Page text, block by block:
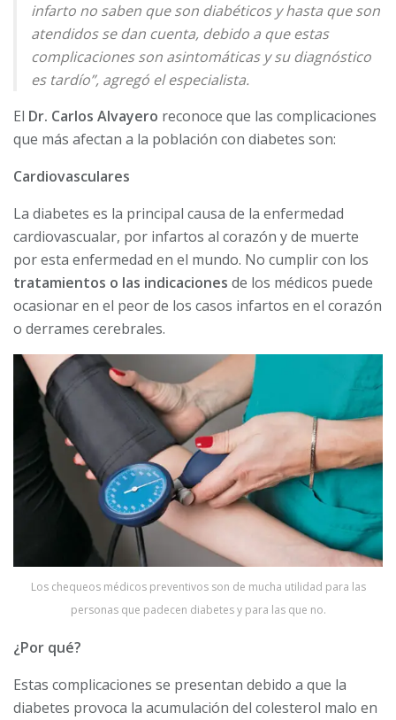
infarto no saben que son diabéticos y hasta que son
atendidos se dan cuenta, debido a que estas
complicaciones son asintomáticas y su diagnóstico
es tardío”, agregó el especialista.
El Dr. Carlos Alvayero reconoce que las complicaciones
que más afectan a la población con diabetes son:
Cardiovasculares
La diabetes es la principal causa de la enfermedad
cardiovascualar, por infartos al corazón y de muerte
por esta enfermedad en el mundo. No cumplir con los
tratamientos o las indicaciones de los médicos puede
ocasionar en el peor de los casos infartos en el corazón
o derrames cerebrales.
Los chequeos médicos preventivos son de mucha utilidad para las
personas que padecen diabetes y para las que no.
¿Por qué?
Estas complicaciones se presentan debido a que la
diabetes provoca la acumulación del colesterol malo en